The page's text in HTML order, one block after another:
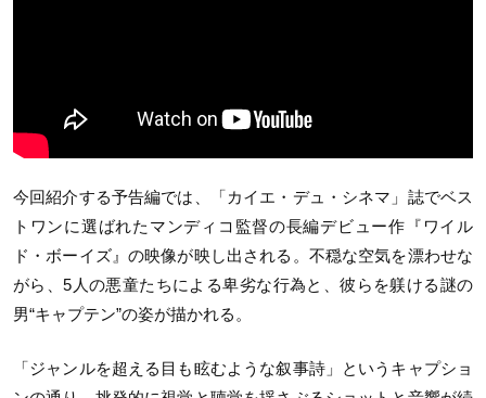
今回紹介する予告編では、「カイエ・デュ・シネマ」誌でベス
トワンに選ばれたマンディコ監督の長編デビュー作『ワイル
ド・ボーイズ』の映像が映し出される。不穏な空気を漂わせな
がら、5人の悪童たちによる卑劣な行為と、彼らを躾ける謎の
男“キャプテン”の姿が描かれる。
「ジャンルを超える目も眩むような叙事詩」というキャプショ